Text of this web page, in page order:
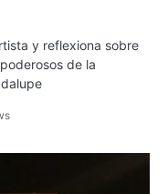
y reflexiona sobre
de la